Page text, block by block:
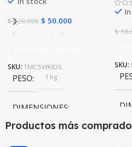
$120.900 $ 50.000
SKU: TMCSWKIDS
PESO 1 kg
DIMENSIONES
$
SKU:
20
Productos más